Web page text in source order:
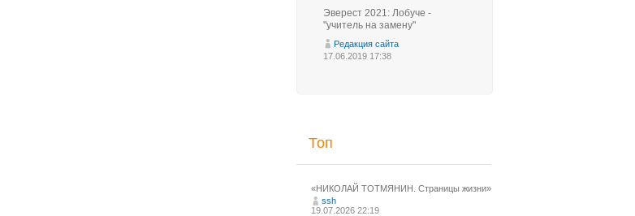
Эверест 2021: Лобуче -
"учитель на замену"
Редакция сайта
17.06.2019 17:38
Топ
«НИКОЛАЙ ТОТМЯНИН. Страницы жизни»
ssh
19.07.2026 22:19